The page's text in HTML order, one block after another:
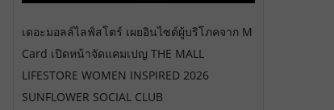
เดอะมอลล์ไลฟ์สโตร์ เผยอินไซต์ผู้บริโภคจาก M
Card เปิดหน้าจัดแคมเปญ THE MALL
LIFESTORE WOMEN INSPIRED 2026
SUNFLOWER SOCIAL CLUB